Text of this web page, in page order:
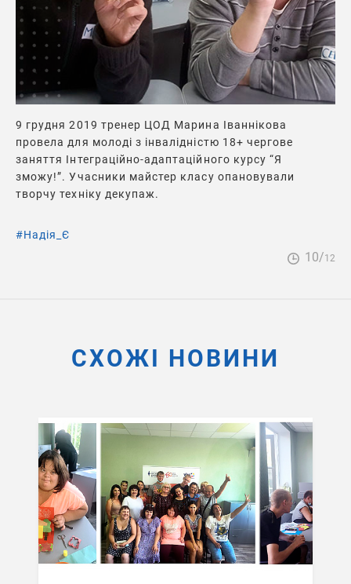
9 грудня 2019 тренер ЦОД Марина Іваннікова
провела для молоді з інвалідністю 18+ чергове
заняття Інтеграційно-адаптаційного курсу “Я
зможу!”. Учасники майстер класу опановували
творчу техніку декупаж.
#Надія_Є
10/12
СХОЖІ НОВИНИ